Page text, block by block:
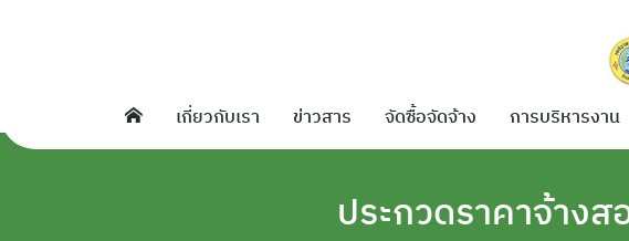
เกี่ยวกับเรา ข่าวสาร จัดซื้อจัดจ้าง การบริหารงาน
ประกวดราคาจ้าง